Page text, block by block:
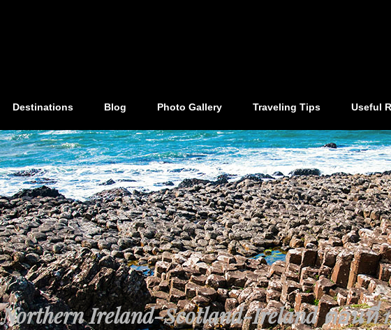
Destinations Blog Photo Gallery Traveling Tips Useful
Northern Ireland-Scotland-Ireland ตอนที่